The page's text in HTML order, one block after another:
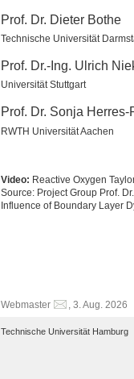
Prof. Dr. Dieter Bothe
Technische Universität
Prof. Dr.-Ing. Ulrich
Universität Stuttgart
Prof. Dr. Sonja Herres-
RWTH Universität Aachen
Video: Reactive Oxygen
Source: Project Group Prof.
Influence of Boundary Layer
Webmaster , 3. Aug. 2026
Technische Universität Hamburg